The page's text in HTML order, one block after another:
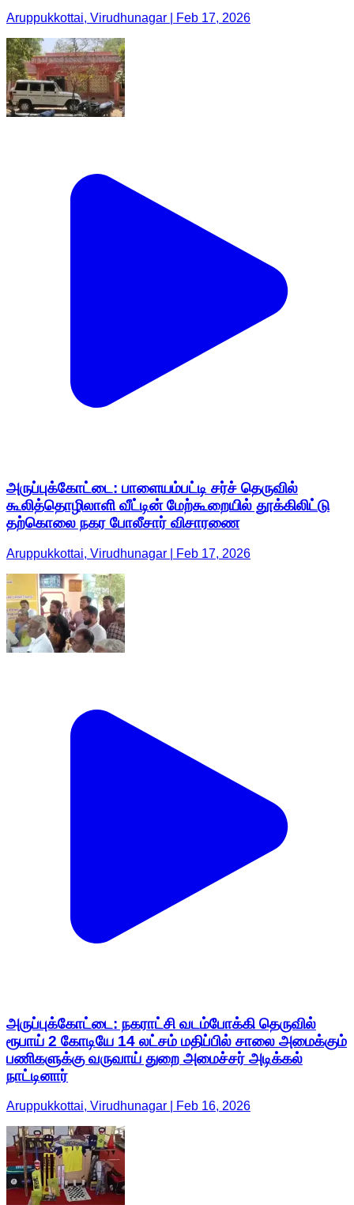
Aruppukkottai, Virudhunagar | Feb 17, 2026
அருப்புக்கோட்டை: பாளையம்பட்டி சர்ச் தெருவில்
கூலித்தொழிலாளி வீட்டின் மேற்கூறையில் தூக்கிலிட்டு
தற்கொலை நகர போலீசார் விசாரணை
Aruppukkottai, Virudhunagar | Feb 17, 2026
அருப்புக்கோட்டை: நகராட்சி வடம்போக்கி தெருவில்
ரூபாய் 2 கோடியே 14 லட்சம் மதிப்பில் சாலை அமைக்கும்
பணிகளுக்கு வருவாய் துறை அமைச்சர் அடிக்கல்
நாட்டினார்
Aruppukkottai, Virudhunagar | Feb 16, 2026